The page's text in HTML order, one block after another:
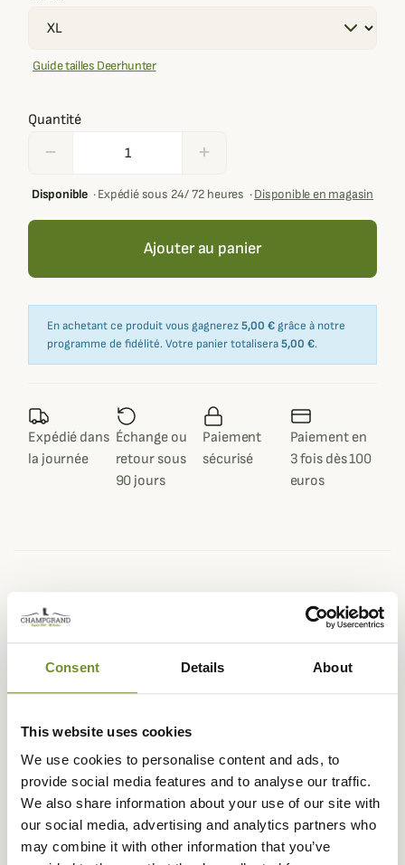
Consent Details About
This website uses cookies
We use cookies to personalise content and ads, to
provide social media features and to analyse our traffic.
We also share information about your use of our site with
our social media, advertising and analytics partners who
may combine it with other information that you’ve
Guide tailles Deerhunter
Quantité
remove add
Disponible·Expédié sous 24/ 72 heures ·Disponible en magasin
Ajouter au panier
En achetant ce produit vous gagnerez5,00 € grâce à notre
programme de fidélité. Votre panier totalisera5,00 €.
Expédié dans
la journée
Échange ou
retour sous
90 jours
Paiement
sécurisé
Paiement en
3 fois dès 100
euros
Description
Deerhunter vous propose, dans sa nouvelle collection, le
représentant un motif plutôt forestier de début de
saison.
Le pantalon Cumberland , léger et confortable, vous
accompagnera lors de vos chasses discrètes et
silencieuses.
Sa conception en Polyester vous apportera une grande
liberté de mouvement pour évoluer sur votre zone de
chasse.